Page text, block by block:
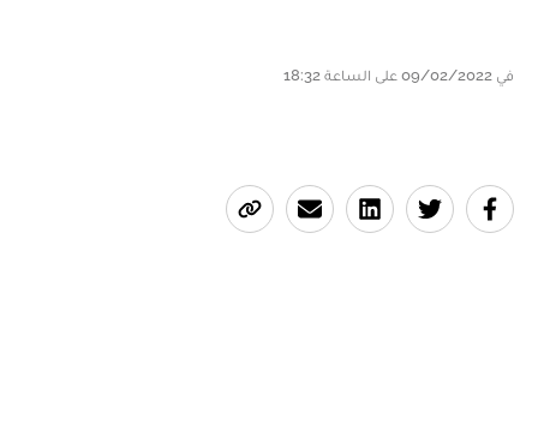
في 09/02/2022 على الساعة 18:32